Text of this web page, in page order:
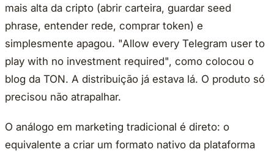
mais alta da cripto (abrir carteira, guardar seed
phrase, entender rede, comprar token) e
simplesmente apagou. "Allow every Telegram user to
play with no investment required", como colocou o
blog da TON. A distribuição já estava lá. O produto só
precisou não atrapalhar.
O análogo em marketing tradicional é direto: o
equivalente a criar um formato nativo da plataforma